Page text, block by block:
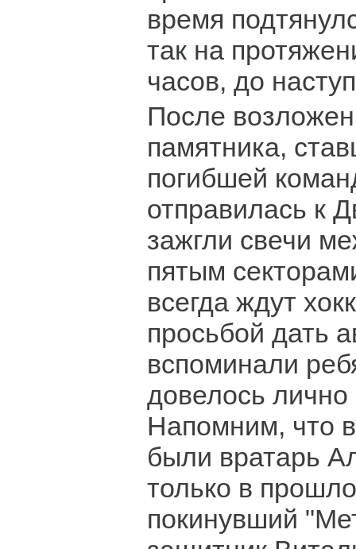
время
так на
часов, до
После
памятника,
погибшей
отправилась к
зажгли свечи
пятым
всегда ждут
просьбой дать
вспоминали
довелось
Напомним, что
были вратарь
только в
покинувший